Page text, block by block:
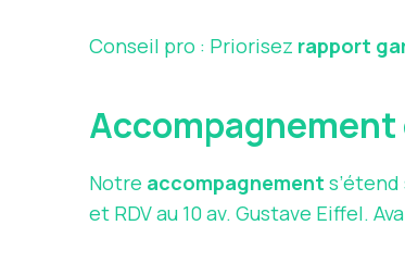
Conseil pro : Priorisez rapport
Notre accompagnement
et RDV au 10 av. Gustave Eiffel.